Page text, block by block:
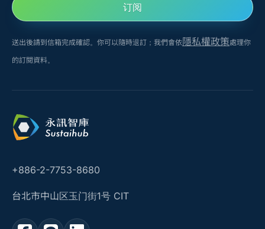
订阅
送出後請到信箱完成確認。你可以隨時退訂；我們會依隱私權政策處理你
的訂閱資料。
+886-2-7753-8680
台北市中山区玉门街1号 CIT